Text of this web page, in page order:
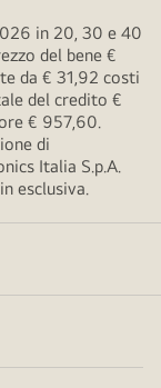
in 20, 30 e 40
del bene €
da € 31,92 costi
del credito €
€ 957,60.
di
Italia S.p.A.
esclusiva.